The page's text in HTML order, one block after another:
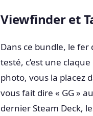
Viewfinder et
Dans ce bundle, le fer
testé, c’est une
photo, vous la placez
vous fait dire « GG »
dernier Steam Deck,